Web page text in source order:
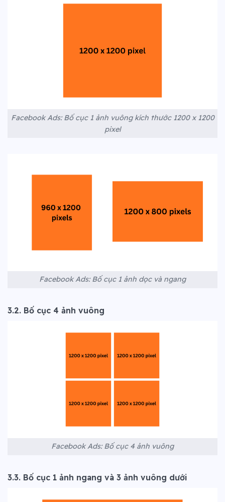
Facebook Ads: Bố cục 1 ảnh vuông kích thước 1200 x 1200
pixel
Facebook Ads: Bố cục 1 ảnh dọc và ngang
3.2. Bố cục 4 ảnh vuông
Facebook Ads: Bố cục 4 ảnh vuông
3.3. Bố cục 1 ảnh ngang và 3 ảnh vuông dưới